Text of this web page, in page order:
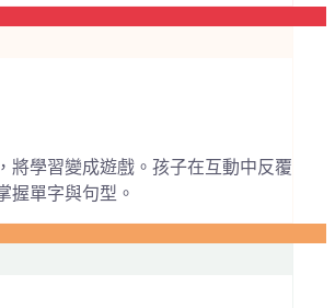
將學習變成遊戲。孩子在互動中反覆
握單字與句型。